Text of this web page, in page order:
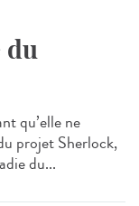
du
qu’elle ne
projet Sherlock,
du...